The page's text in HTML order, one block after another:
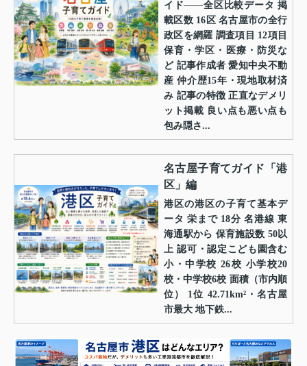
イド——全区比較データ 掲
載区数 16区 名古屋市の全行
政区を網羅 調査項目 12項目
保育・学区・医療・防災な
ど 記事作成者 愛知中央不動
産 仲介歴15年・現地取材済
み 記事の特徴 正直なデメリ
ット掲載 良い点も悪い点も
包み隠さ...
名古屋子育てガイド「港
区」編
港区の港区の子育て基本デ
ータ 栄まで 18分 名港線 東
海通駅から 保育施設数 50以
上 認可・認定こども園含む
小・中学校 26校 小学校20
校・中学校6校 面積（市内順
位） 1位 42.71km²・名古屋
市最大 地下鉄...